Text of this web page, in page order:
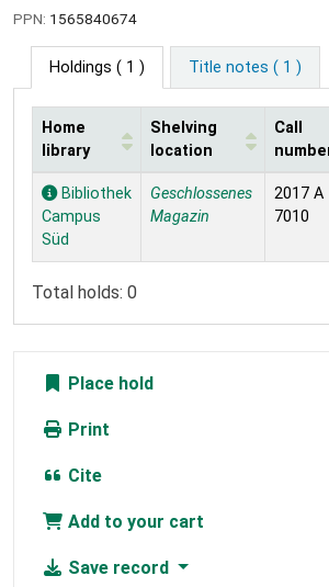
PPN: 1565840674
Holdings ( 1 ) Title notes ( 1 )
Holdings
Home
library
Shelving
location
Call
Bibliothek
Campus
Süd
Geschlossenes
Magazin
2017 A
7010
Total holds: 0
Place hold
Print
Cite
Add to your cart
Save record